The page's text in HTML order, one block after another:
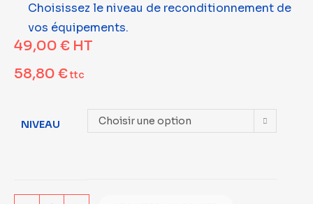
Choisissez le niveau de reconditionnement de
vos équipements.
49,00 € HT
58,80 €ttc
NIVEAU Choisir une option